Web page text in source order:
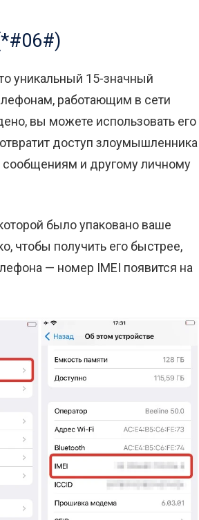
уникальный 15-значный
работающим в сети
вы можете использовать его
доступ злоумышленника
сообщениям и другому личному
было упаковано ваше
чтобы получить его быстрее,
— номер IMEI появится на